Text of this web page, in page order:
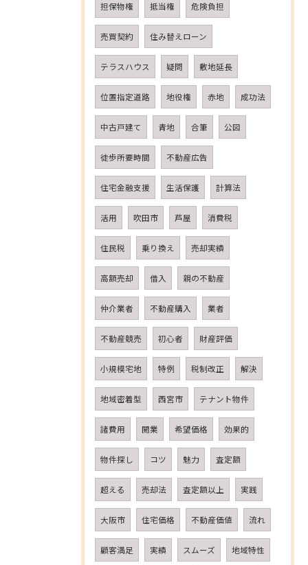
担保物権 抵当権 危険負担
売買契約 住み替えローン
テラスハウス 疑問 敷地延長
位置指定道路 地役権 赤地 成功法
中古戸建て 青地 合筆 公図
徒歩所要時間 不動産広告
住宅金融支援 生活保護 計算法
活用 吹田市 芦屋 消費税
住民税 乗り換え 売却実績
高額売却 借入 親の不動産
仲介業者 不動産購入 業者
不動産競売 初心者 財産評価
小規模宅地 特例 税制改正 解決
地域密着型 西宮市 テナント物件
諸費用 開業 希望価格 効果的
物件探し コツ 魅力 査定額
超える 売却法 査定額以上 実践
大阪市 住宅価格 不動産価値 流れ
顧客満足 実績 スムーズ 地域特性